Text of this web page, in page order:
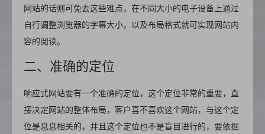
网站的话则可免去这些难点，在不同大小的电子设备上通过
自行调整浏览器的字幕大小，以及布局格式就可实现网站内
容的阅读。
二、准确的定位
响应式网站要有一个准确的定位，这个定位非常的重要，直
接决定网站的整体布局，客户喜不喜欢这个网站，与这个定
位是息息相关的，并且这个定位也不是盲目进行的，要依据